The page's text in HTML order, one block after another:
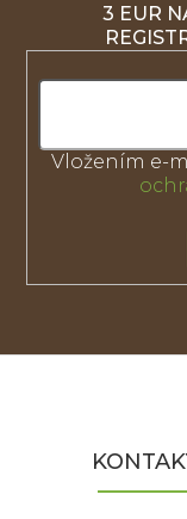
3 EUR
Vložením e-